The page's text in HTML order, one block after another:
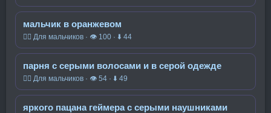
мальчик в оранжевом
🧍‍♂️ Для мальчиков · 👁 100 · ⬇ 44
парня с серыми волосами и в серой одежде
🧍‍♂️ Для мальчиков · 👁 54 · ⬇ 49
яркого пацана геймера с серыми наушниками